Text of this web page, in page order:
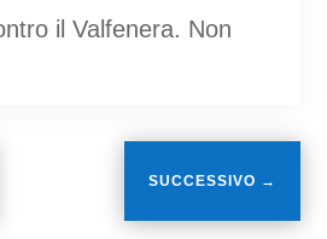
il Valfenera. Non
SUCCESSIVO →